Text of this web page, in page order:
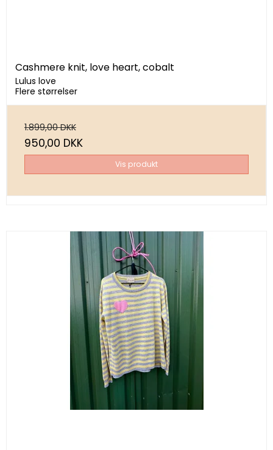
Cashmere knit, love heart, cobalt
Lulus love
Flere størrelser
1.899,00 DKK
950,00 DKK
Vis produkt